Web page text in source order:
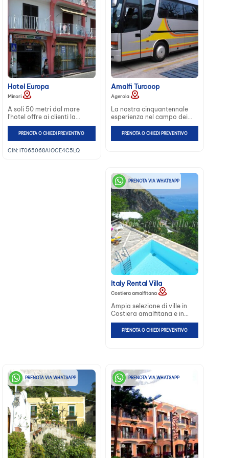
critici della Costiera e dando
la possibilità a residente e
turisti di spostarsi senza
problemi. […]
Hotel Europa
Minori
A soli 50 metri dal mare
l'hotel offre ai clienti la
disponibilità del parcheggio.
La struttura ha una
splendida Sala lettura, sala
TV, bar e connessione WiFi...
PRENOTA O CHIEDI PREVENTIVO
CIN: IT065068A1OCE4C5LQ
Amalfi Turcoop
Agerola
La nostra cinquantennale
esperienza nel campo dei
trasporti turistici a vostra
disposizione. Passione e
professionalità per viaggi di
PRENOTA O CHIEDI PREVENTIVO
PRENOTA VIA WHATSAPP
Italy Rental Villa
Costiera amalfitana
Ampia selezione di ville in
Costiera amalfitana e in
Italia adatte ad ogni
esigenza e disponibilità
economica. Panoramiche,
PRENOTA O CHIEDI PREVENTIVO
PRENOTA VIA WHATSAPP PRENOTA VIA WHATSAPP